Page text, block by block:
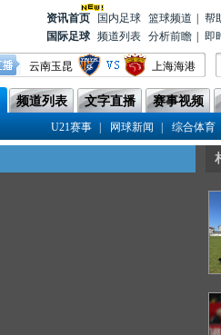
资讯首页 国内足球 篮球频道
国际足球 频道列表 分析前瞻
帮
即
云南玉昆
上海海港
河南队
青岛海牛
上海申花
天津津门虎
频道列表 文字直播 赛事视频
U21赛事 | 网球新闻 | 综合体育